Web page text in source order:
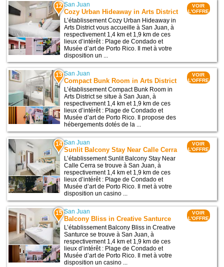
12 San Juan
Cozy Urban Hideaway in Arts District
L’établissement Cozy Urban Hideaway in
Arts District vous accueille à San Juan, à
respectivement 1,4 km et 1,9 km de ces
lieux d’intérêt : Plage de Condado et
Musée d’art de Porto Rico. Il met à votre
disposition un ...
VOIR
L'OFFRE
13 San Juan
Compact Bunk Room in Arts District
L’établissement Compact Bunk Room in
Arts District se situe à San Juan, à
respectivement 1,4 km et 1,9 km de ces
lieux d’intérêt : Plage de Condado et
Musée d’art de Porto Rico. Il propose des
hébergements dotés de la ...
VOIR
L'OFFRE
14 San Juan
Sunlit Balcony Stay Near Calle Cerra
L’établissement Sunlit Balcony Stay Near
Calle Cerra se trouve à San Juan, à
respectivement 1,4 km et 1,9 km de ces
lieux d’intérêt : Plage de Condado et
Musée d’art de Porto Rico. Il met à votre
disposition un casino ...
VOIR
L'OFFRE
15 San Juan
Balcony Bliss in Creative Santurce
L’établissement Balcony Bliss in Creative
Santurce se trouve à San Juan, à
respectivement 1,4 km et 1,9 km de ces
lieux d’intérêt : Plage de Condado et
Musée d’art de Porto Rico. Il met à votre
disposition un casino ...
VOIR
L'OFFRE